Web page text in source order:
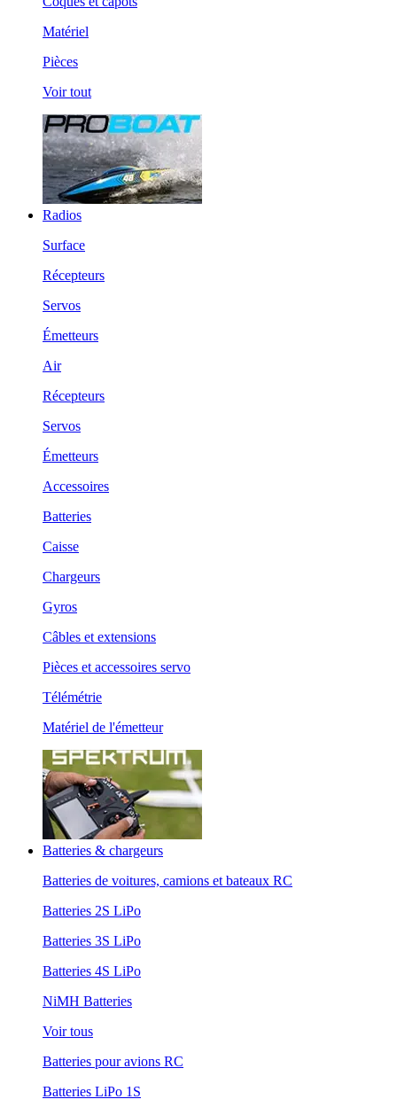
Matériel
Pièces
Voir tout
Radios
Surface
Récepteurs
Servos
Émetteurs
Air
Récepteurs
Servos
Émetteurs
Accessoires
Batteries
Caisse
Chargeurs
Gyros
Câbles et extensions
Pièces et accessoires servo
Télémétrie
Matériel de l'émetteur
Batteries & chargeurs
Batteries de voitures, camions et bateaux RC
Batteries 2S LiPo
Batteries 3S LiPo
Batteries 4S LiPo
NiMH Batteries
Voir tous
Batteries pour avions RC
Batteries LiPo 1S